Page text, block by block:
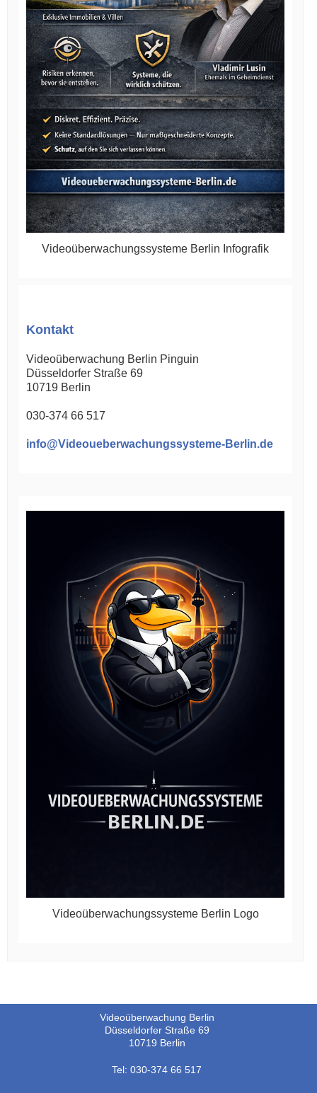
Videoüberwachungssysteme Berlin Infografik
Kontakt
Videoüberwachung Berlin Pinguin
Düsseldorfer Straße 69
10719 Berlin
030-374 66 517
info@Videoueberwachungssysteme-Berlin.de
Videoüberwachungssysteme Berlin Logo
Videoüberwachung Berlin
Düsseldorfer Straße 69
10719 Berlin
Tel: 030-374 66 517